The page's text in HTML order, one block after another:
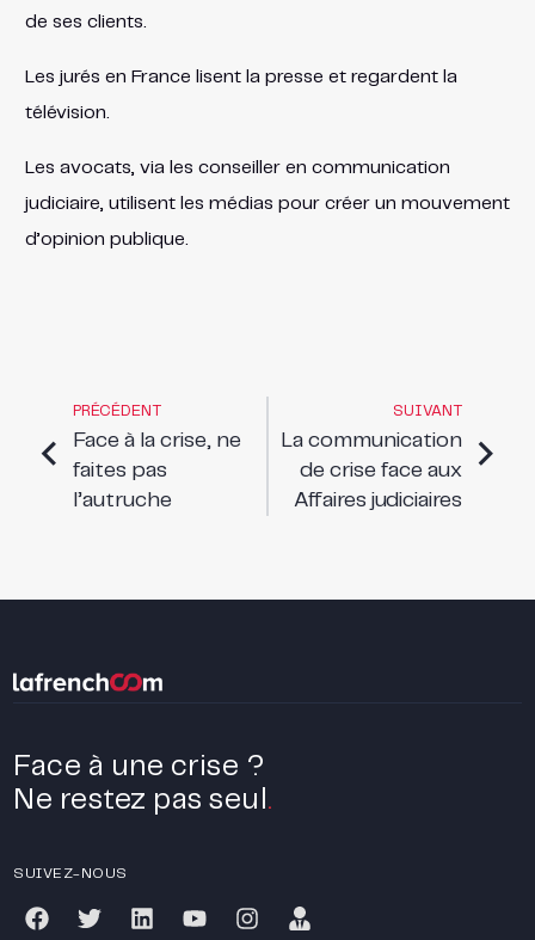
de ses clients.
Les jurés en France lisent la presse et regardent la
télévision.
Les avocats, via les conseiller en communication
judiciaire, utilisent les médias pour créer un mouvement
d’opinion publique.
PRÉCÉDENT
Face à la crise, ne
faites pas
l’autruche
SUIVANT
La communication
de crise face aux
Affaires judiciaires
Face à une crise ?
Ne restez pas seul .
SUIVEZ-NOUS